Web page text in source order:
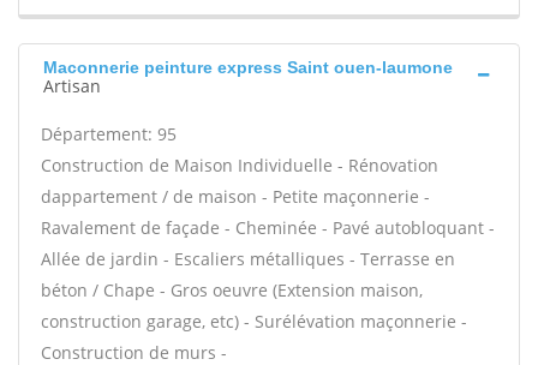
Maconnerie peinture express Saint ouen-laumone
Artisan
Département: 95
Construction de Maison Individuelle - Rénovation
dappartement / de maison - Petite maçonnerie -
Ravalement de façade - Cheminée - Pavé autobloquant -
Allée de jardin - Escaliers métalliques - Terrasse en
béton / Chape - Gros oeuvre (Extension maison,
construction garage, etc) - Surélévation maçonnerie -
Construction de murs -